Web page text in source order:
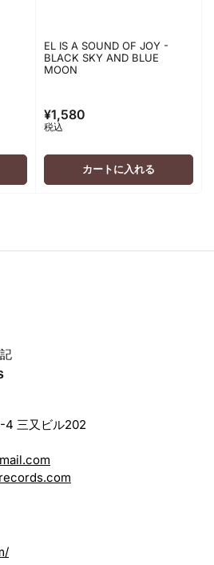
EL IS A SOUND OF JOY -
BLACK SKY AND BLUE
MOON
通
常
価
¥1,580
税込
カートに入れる
4 三又ビル202